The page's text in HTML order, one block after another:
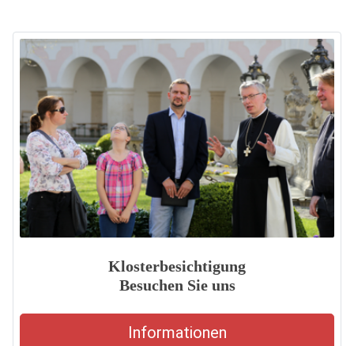
Klosterbesichtigung
Besuchen Sie uns
Informationen